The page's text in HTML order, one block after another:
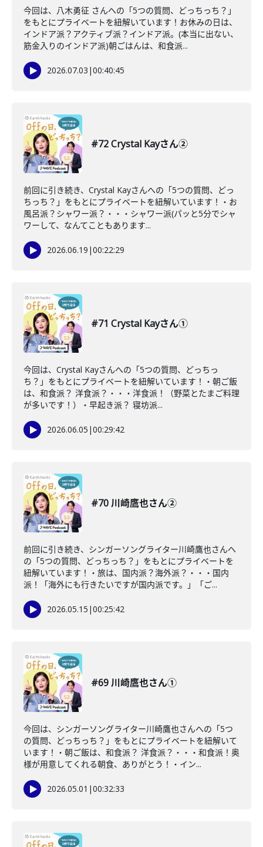
今回は、八木勇征 さんへの「5つの質問、どっちっち？」
をもとにプライベートを紐解いています！お休みの日は、
インドア派？アクティブ派？インドア派。(本当に出ない、
筋金入りのインドア派)朝ごはんは、和食派...
2026.07.03 |00:40:45
#72 Crystal Kayさん②
前回に引き続き、Crystal Kayさんへの「5つの質問、どっ
ちっち？」をもとにプライベートを紐解いています！・お
風呂派？シャワー派？・・・シャワー派(パッと5分でシャ
ワーして、なんてこともあります...
2026.06.19 |00:22:29
#71 Crystal Kayさん①
今回は、Crystal Kayさんへの「5つの質問、どっちっ
ち？」をもとにプライベートを紐解いています！・朝ご飯
は、和食派？ 洋食派？・・・洋食派！（野菜とたまご料理
が多いです！）・早起き派？ 寝坊派...
2026.06.05 |00:29:42
#70 川崎鷹也さん②
前回に引き続き、シンガーソングライター川崎鷹也さんへ
の「5つの質問、どっちっち？」をもとにプライベートを
紐解いています！・旅は、国内派？海外派？・・・国内
派！「海外にも行きたいですが国内派です。」「ご...
2026.05.15 |00:25:42
#69 川崎鷹也さん①
今回は、シンガーソングライター川崎鷹也さんへの「5つ
の質問、どっちっち？」をもとにプライベートを紐解いて
います！・朝ご飯は、和食派？ 洋食派？・・・和食派！奥
様が用意してくれる朝食、ありがとう！・イン...
2026.05.01 |00:32:33